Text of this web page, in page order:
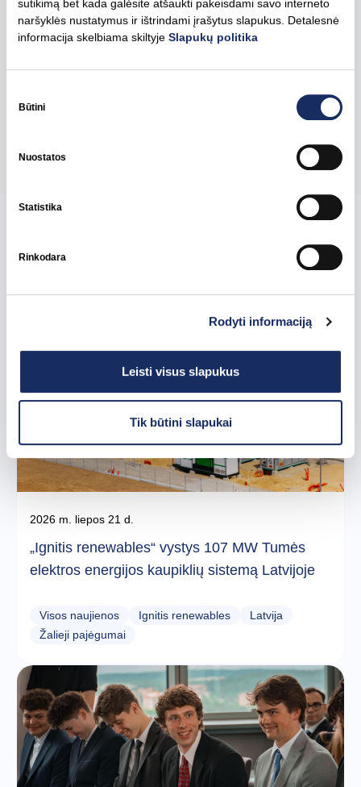
sutikimą bet kada galėsite atšaukti pakeisdami savo interneto
naršyklės nustatymus ir ištrindami įrašytus slapukus. Detalesnė
informacija skelbiama skiltyjeSlapukų politika
pasirinkimas
Būtini
Nuostatos
Statistika
Rinkodara
Rodyti informaciją
Leisti visus slapukus
Tik būtini slapukai
Esami buitiniai vartotojai padidinti leistinąją naudoti
elektros energijos galią gali savitarnos svetainėje
Susijusios naujienos
2026 m. liepos 21 d.
„Ignitis renewables“ vystys 107 MW Tumės
elektros energijos kaupiklių sistemą Latvijoje
Visos naujienos Ignitis renewables
Latvija
Žalieji pajėgumai